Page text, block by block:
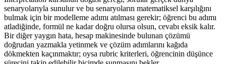
senaryolarıyla sunulur ve bu senaryoların matematiksel karşılığını
bulmak için bir modelleme adımı atılması gerekir; öğrenci bu adımı
atladiğinde, formül ne kadar doğru olursa olsun, cevabı eksik kalır.
Bir diğer yaygın hata, hesap makinesinde bulunan çözümü
doğrudan yazmakla yetinmek ve çözüm adımlarını kağıda
dökmekten kaçınmaktır; oysa rubric kriterleri, öğrencinin düşünce